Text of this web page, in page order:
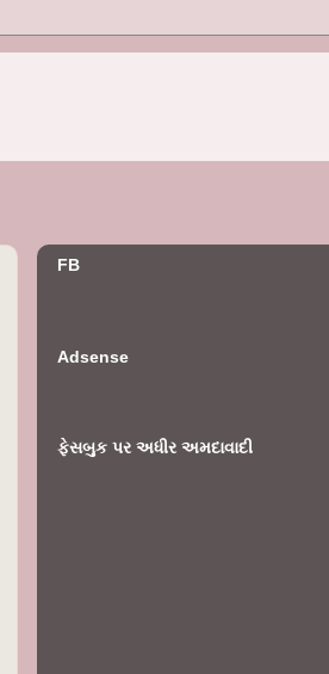
FB
Adsense
ફેસબુક પર અધીર અમદાવાદી